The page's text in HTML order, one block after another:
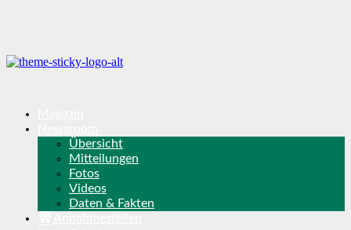
Übersicht
Mitteilungen
Fotos
Videos
Daten & Fakten